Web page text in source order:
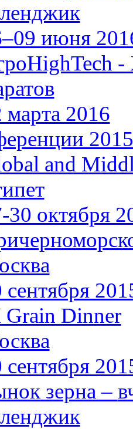
июня
марта 2016
2015
and
30 октября
сентября
Dinner
сентября
зерна –